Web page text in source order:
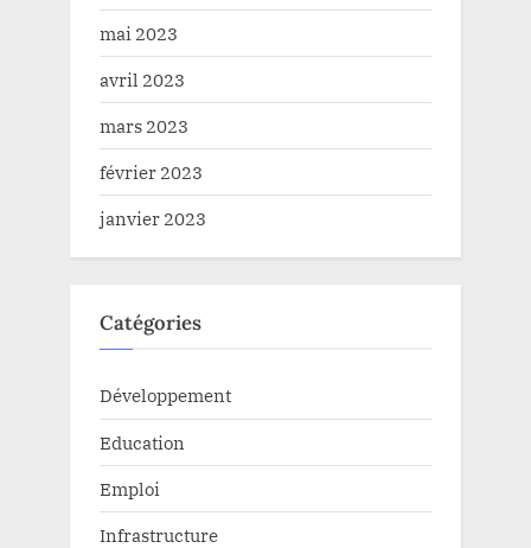
mai 2023
avril 2023
mars 2023
février 2023
janvier 2023
Catégories
Développement
Education
Emploi
Infrastructure